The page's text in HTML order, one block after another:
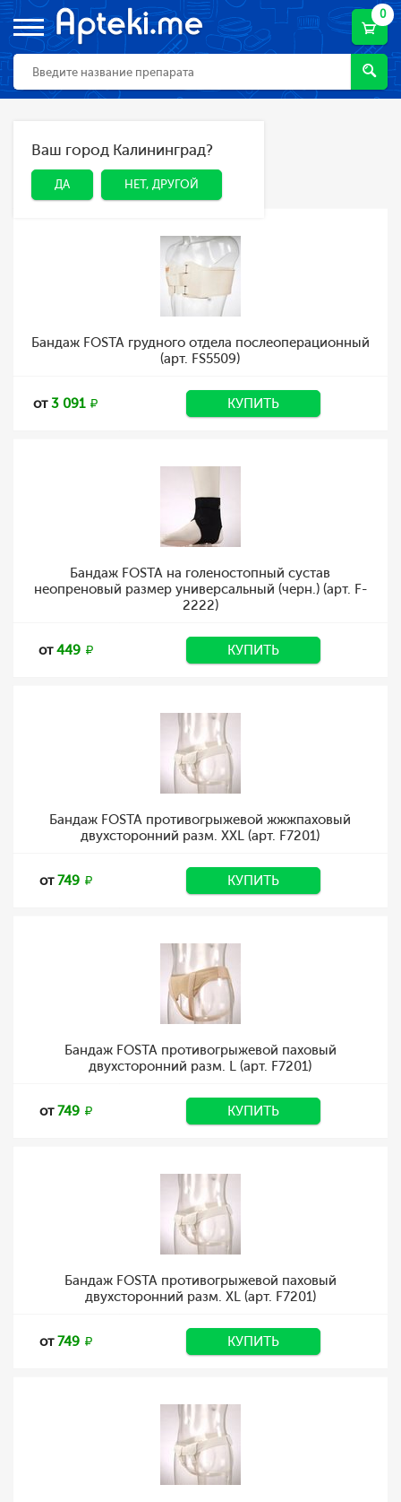
0
ДА НЕТ, ДРУГОЙ
Ваш город Калининград?
ДА НЕТ, ДРУГОЙ
Главная Каталог Ортопедия
Ортопедия
Бандаж FOSTA грудного отдела послеоперационный
(арт. FS5509)
от3 091 КУПИТЬ
Бандаж FOSTA на голеностопный сустав
неопреновый размер универсальный (черн.) (арт. F-
2222)
от449 КУПИТЬ
Бандаж FOSTA противогрыжевой жжжпаховый
двухсторонний разм. XXL (арт. F7201)
от749 КУПИТЬ
Бандаж FOSTA противогрыжевой паховый
двухсторонний разм. L (арт. F7201)
от749 КУПИТЬ
Бандаж FOSTA противогрыжевой паховый
двухсторонний разм. XL (арт. F7201)
от749 КУПИТЬ